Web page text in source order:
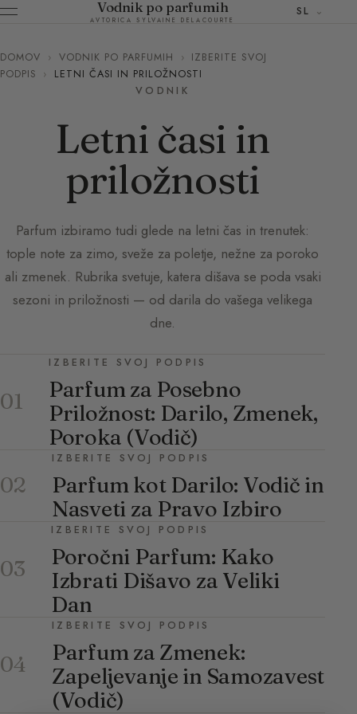
Vodnik po parfumih
AVTORICA SYLVAINE DELACOURTE
SL
DOMOV › VODNIK PO PARFUMIH › IZBERITE SVOJ
PODPIS
›
LETNI ČASI IN PRILOŽNOSTI
VODNIK
Letni časi in
priložnosti
Parfum izbiramo tudi glede na letni čas in trenutek:
tople note za zimo, sveže za poletje, nežne za poroko
ali zmenek. Rubrika svetuje, katera dišava se poda vsaki
sezoni in priložnosti — od darila do vašega velikega
dne.
01
IZBERITE SVOJ PODPIS
Parfum za Posebno
Priložnost: Darilo, Zmenek,
Poroka (Vodič)
02
IZBERITE SVOJ PODPIS
Parfum kot Darilo: Vodič in
Nasveti za Pravo Izbiro
03
IZBERITE SVOJ PODPIS
Poročni Parfum: Kako
Izbrati Dišavo za Veliki
Dan
04
IZBERITE SVOJ PODPIS
Parfum za Zmenek:
Zapeljevanje in Samozavest
(Vodič)